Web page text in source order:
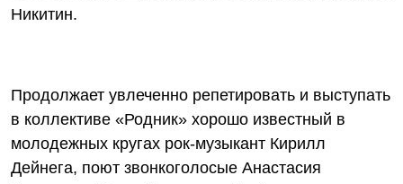
Никитин.
Продолжает увлеченно репетировать и выступать
в коллективе «Родник» хорошо известный в
молодежных кругах рок-музыкант Кирилл
Дейнега, поют звонкоголосые Анастасия